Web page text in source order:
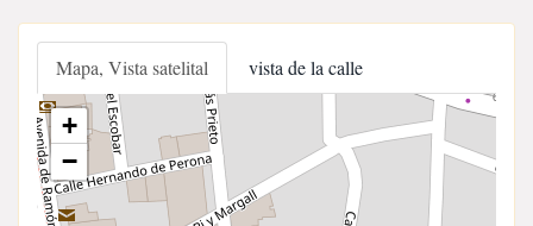
Mapa, Vista satelital vista de la calle
+
−